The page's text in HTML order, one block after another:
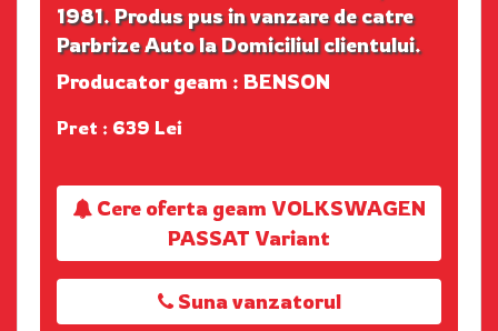
1981. Produs pus in vanzare de catre
Parbrize Auto la Domiciliul clientului.
Producator geam : BENSON
Pret : 639 Lei
Cere oferta geam VOLKSWAGEN
PASSAT Variant
Suna vanzatorul